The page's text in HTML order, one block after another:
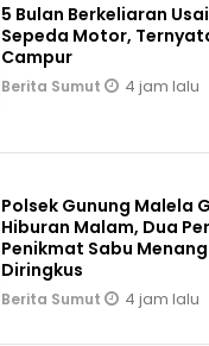
5 Bulan Berkeliaran
Sepeda Motor,
Campur
Berita Sumut 4 jam lalu
Polsek Gunung Malela
Hiburan Malam, Dua
Penikmat Sabu
Diringkus
Berita Sumut 4 jam lalu